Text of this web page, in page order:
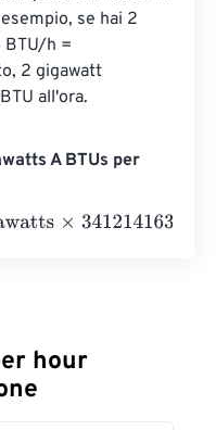
se hai 2
BTU/h =
2 gigawatt
all'ora.
A BTUs per
3412141633.738=
hour